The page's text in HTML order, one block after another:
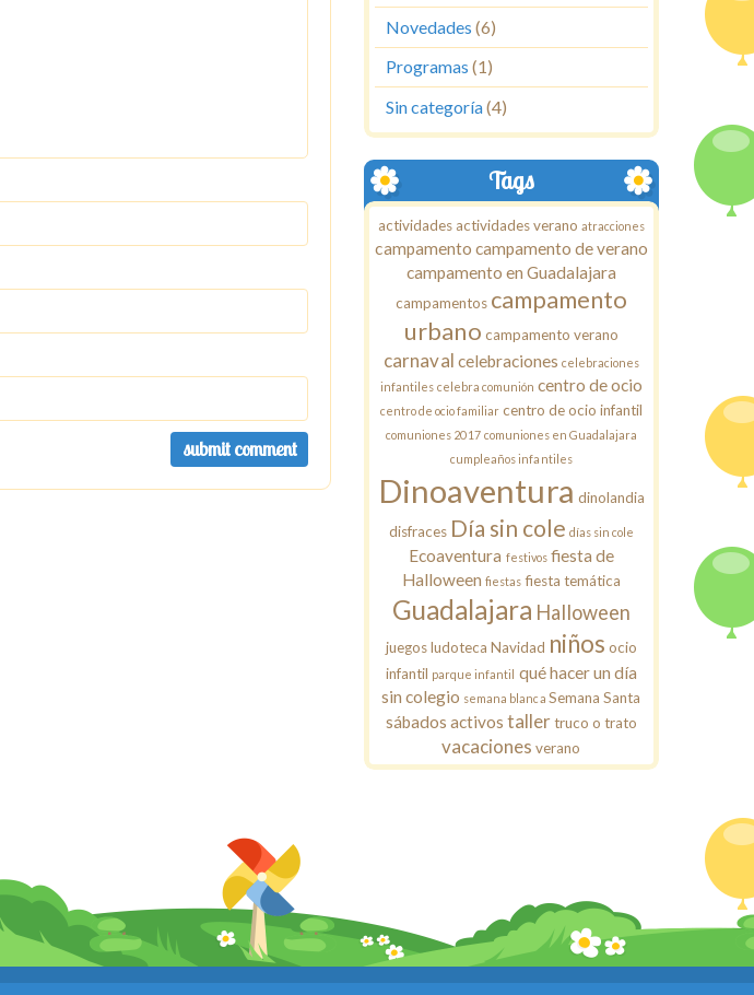
Novedades (6)
Programas (1)
Sin categoría(4)
Tags
actividades actividades verano atracciones
campamento campamento de verano
campamento en Guadalajara
campamentos campamento
urbano campamento verano
carnaval celebraciones celebraciones
infantiles celebra comunión centro de ocio
centro de ocio familiar centro de ocio infantil
comuniones 2017 comuniones en Guadalajara
cumpleaños infantiles
Dinoaventura dinolandia
disfraces Día sin cole días sin cole
Ecoaventura festivos fiesta de
Halloween fiestas fiesta temática
Guadalajara Halloween
juegosludoteca Navidad niños ocio
infantil parque infantil qué hacer un día
sin colegio semana blanca Semana Santa
sábados activos tallertruco o trato
vacaciones verano